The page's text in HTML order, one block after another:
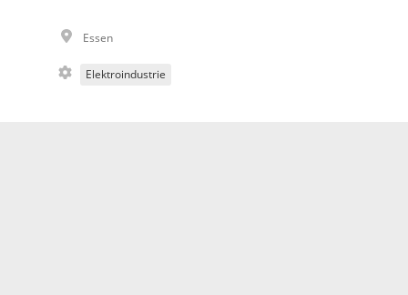
Essen
Elektroindustrie